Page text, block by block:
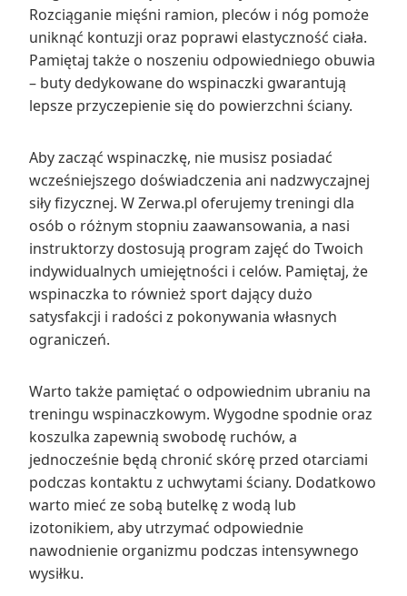
Rozciąganie mięśni ramion, pleców i nóg pomoże
uniknąć kontuzji oraz poprawi elastyczność ciała.
Pamiętaj także o noszeniu odpowiedniego obuwia
– buty dedykowane do wspinaczki gwarantują
lepsze przyczepienie się do powierzchni ściany.
Aby zacząć wspinaczkę, nie musisz posiadać
wcześniejszego doświadczenia ani nadzwyczajnej
siły fizycznej. W Zerwa.pl oferujemy treningi dla
osób o różnym stopniu zaawansowania, a nasi
instruktorzy dostosują program zajęć do Twoich
indywidualnych umiejętności i celów. Pamiętaj, że
wspinaczka to również sport dający dużo
satysfakcji i radości z pokonywania własnych
ograniczeń.
Warto także pamiętać o odpowiednim ubraniu na
treningu wspinaczkowym. Wygodne spodnie oraz
koszulka zapewnią swobodę ruchów, a
jednocześnie będą chronić skórę przed otarciami
podczas kontaktu z uchwytami ściany. Dodatkowo
warto mieć ze sobą butelkę z wodą lub
izotonikiem, aby utrzymać odpowiednie
nawodnienie organizmu podczas intensywnego
wysiłku.